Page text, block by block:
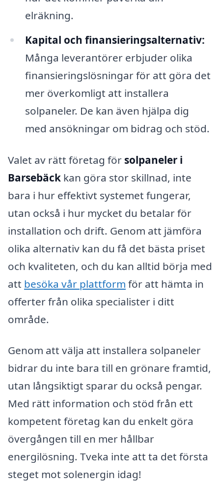
elräkning.
Kapital och finansieringsalternativ:
Många leverantörer erbjuder olika
finansieringslösningar för att göra det
mer överkomligt att installera
solpaneler. De kan även hjälpa dig
med ansökningar om bidrag och stöd.
Valet av rätt företag för solpaneler i
Barsebäck kan göra stor skillnad, inte
bara i hur effektivt systemet fungerar,
utan också i hur mycket du betalar för
installation och drift. Genom att jämföra
olika alternativ kan du få det bästa priset
och kvaliteten, och du kan alltid börja med
att besöka vår plattform för att hämta in
offerter från olika specialister i ditt
område.
Genom att välja att installera solpaneler
bidrar du inte bara till en grönare framtid,
utan långsiktigt sparar du också pengar.
Med rätt information och stöd från ett
kompetent företag kan du enkelt göra
övergången till en mer hållbar
energilösning. Tveka inte att ta det första
steget mot solenergin idag!